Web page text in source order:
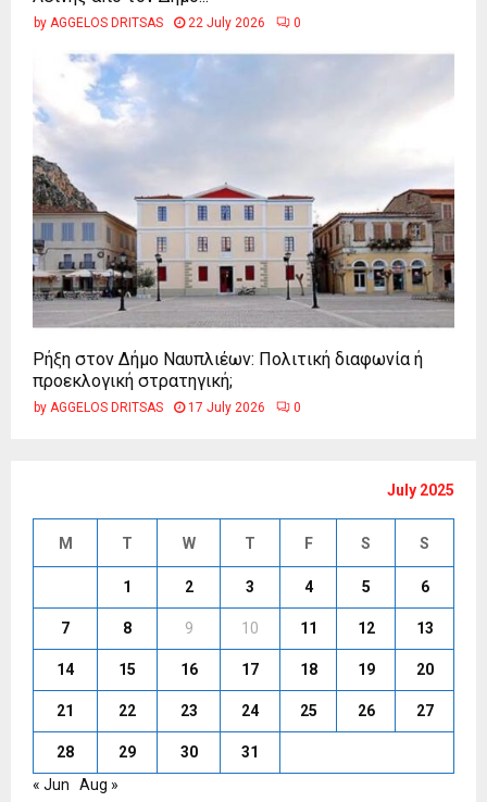
by AGGELOS DRITSAS 22 July 2026 0
Ρήξη στον Δήμο Ναυπλιέων: Πολιτική διαφωνία ή
προεκλογική στρατηγική;
by AGGELOS DRITSAS 17 July 2026 0
July 2025
M T W T F S S
1 2 3 4 5 6
7 8 9 10 11 12 13
14 15 16 17 18 19 20
21 22 23 24 25 26 27
28 29 30
31
« Jun
Aug »